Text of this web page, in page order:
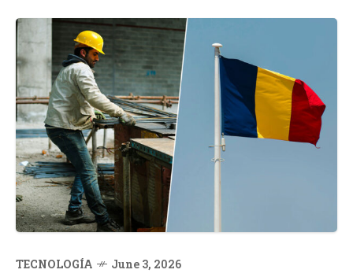
las capacidades...
TECNOLOGÍA June 3, 2026